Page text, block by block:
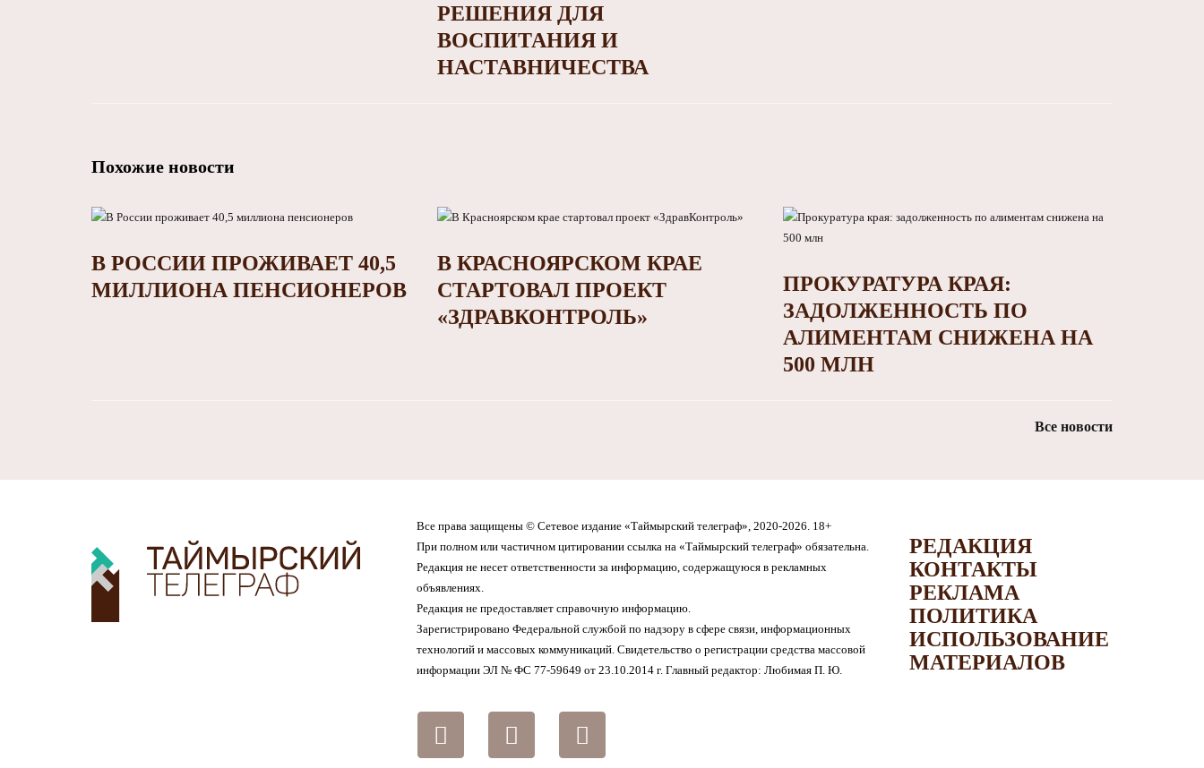
РЕШЕНИЯ ДЛЯ
ВОСПИТАНИЯ И
НАСТАВНИЧЕСТВА
Похожие новости
В РОССИИ ПРОЖИВАЕТ 40,5
МИЛЛИОНА ПЕНСИОНЕРОВ
В КРАСНОЯРСКОМ КРАЕ
СТАРТОВАЛ ПРОЕКТ
«ЗДРАВКОНТРОЛЬ»
ПРОКУРАТУРА КРАЯ:
ЗАДОЛЖЕННОСТЬ ПО
АЛИМЕНТАМ СНИЖЕНА НА
500 МЛН
Все новости
Все права защищены © Сетевое издание «Таймырский телеграф», 2020-2026. 18+
При полном или частичном цитировании ссылка на «Таймырский телеграф» обязательна.
Редакция не несет ответственности за информацию, содержащуюся в рекламных
объявлениях.
Редакция не предоставляет справочную информацию.
Зарегистрировано Федеральной службой по надзору в сфере связи, информационных
технологий и массовых коммуникаций. Свидетельство о регистрации средства массовой
информации ЭЛ № ФС 77-59649 от 23.10.2014 г. Главный редактор: Любимая П. Ю.
РЕДАКЦИЯ
КОНТАКТЫ
РЕКЛАМА
ПОЛИТИКА
ИСПОЛЬЗОВАНИЕ
МАТЕРИАЛОВ